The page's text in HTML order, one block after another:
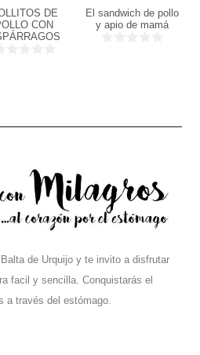
15
Min
DE
CON
15
Min
El sandwich de pollo
y apio de mamá
de Urquijo y te invito a disfrutar
facil y sencilla. Conquistarás el
a través del estómago.